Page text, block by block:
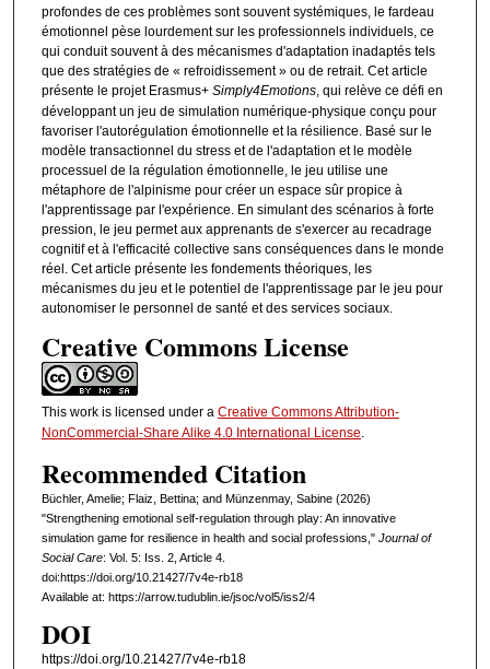
profondes de ces problèmes sont souvent systémiques, le fardeau
émotionnel pèse lourdement sur les professionnels individuels, ce
qui conduit souvent à des mécanismes d'adaptation inadaptés tels
que des stratégies de « refroidissement » ou de retrait. Cet article
présente le projet Erasmus+ Simply4Emotions, qui relève ce défi en
développant un jeu de simulation numérique-physique conçu pour
favoriser l'autorégulation émotionnelle et la résilience. Basé sur le
modèle transactionnel du stress et de l'adaptation et le modèle
processuel de la régulation émotionnelle, le jeu utilise une
métaphore de l'alpinisme pour créer un espace sûr propice à
l'apprentissage par l'expérience. En simulant des scénarios à forte
pression, le jeu permet aux apprenants de s'exercer au recadrage
cognitif et à l'efficacité collective sans conséquences dans le monde
réel. Cet article présente les fondements théoriques, les
mécanismes du jeu et le potentiel de l'apprentissage par le jeu pour
autonomiser le personnel de santé et des services sociaux.
Creative Commons License
This work is licensed under a Creative Commons Attribution-
NonCommercial-Share Alike 4.0 International License.
Recommended Citation
Büchler, Amelie; Flaiz, Bettina; and Münzenmay, Sabine (2026)
"Strengthening emotional self-regulation through play: An innovative
simulation game for resilience in health and social professions," Journal of
Social Care: Vol. 5: Iss. 2, Article 4.
doi:https://doi.org/10.21427/7v4e-rb18
Available at: https://arrow.tudublin.ie/jsoc/vol5/iss2/4
DOI
https://doi.org/10.21427/7v4e-rb18